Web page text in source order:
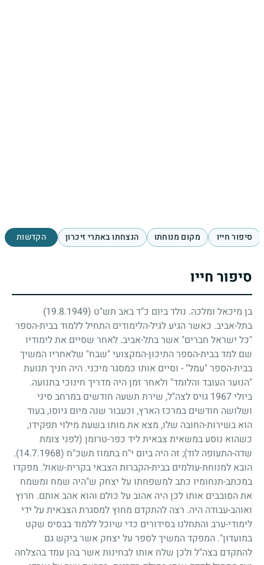
סיפור חייו מקום מנוחתו הנצחתו באתרי זיכרון הקדשות
סיפור חייו
בן מיכאל ומלכה. נולד ביום כ"ד באב תש"ט (19.8.1949)
בתל-אביב. כאשר הגיע לגיל-הלימודים התחיל ללמוד בבית-הספר
"כל ישראל חברים" אשר בתל-אביב. לאחר שסיים את לימודיו
שם למד בבית-הספר התיכון-המקצועי "שבח" שלאחריו המשיך
בבית-הספר "עמל" - וסיים אותו כמסגר מיכני. היה חניך תנועת
"הנוער העובד והלומד" ולאחר זמן היה מדריך חינוכי בתנועה.
ביולי1967 גויס לצה"ל, שירת תשעה חודשים במרחב סיני
ושלושה חודשים במרכז הארץ, וכעבור שנה מיום גיוסו, בעוד
הוא בשירות-החובה שלו, מצא את מותו בשעת מילוי תפקידו,
כשהוא נוסע במשאית צבאית ליד כפר-טרומן (לפני צומת
שדה-התעופה לוד); זה היה ביום י"ח בתמוז תשכ"ח (14.7.1968)
.
הובא למנוחת-עולמים בבית-הקברות הצבאי בקרית-שאול. מפקדו
במכתב-תנחומיו כתב למשפחתו על יצחק ש"היה שמח ומשמח
את הסובבים אותו לכן היה אהוב על כולם והוא אהב אותם. חרוץ
ואוהב-עבודה היה. רצה להתקדם מחוץ למסגרת הצבאית על ידי
לימודי-ערב והתחלנו בסידורים כדי שיוכל ללמוד בבסיס שקט
במועדון". המפקד המשיך לספר על יצחק אשר ביקש גם
להתקדם בצה"ל ולכן שלח אותו לבחינות אשר בהן עמד בהצלחה